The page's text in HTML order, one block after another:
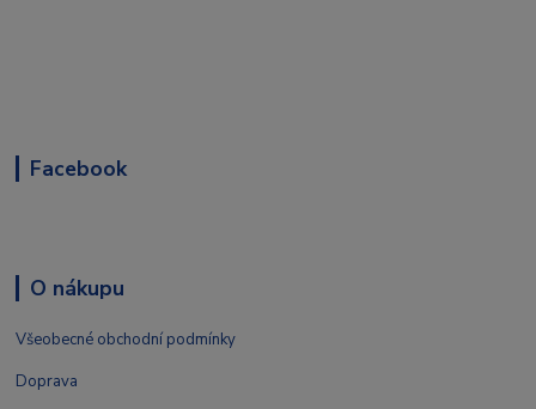
Facebook
O nákupu
Všeobecné obchodní podmínky
Doprava